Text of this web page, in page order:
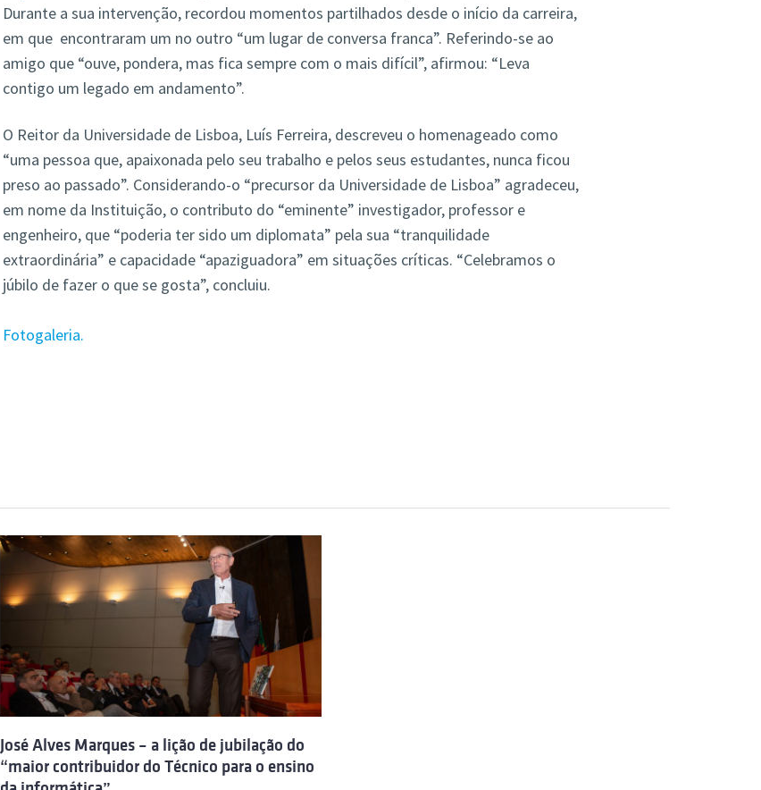
Durante a sua intervenção, recordou momentos partilhados desde o início da carreira,
em que encontraram um no outro “um lugar de conversa franca”. Referindo-se ao
amigo que “ouve, pondera, mas fica sempre com o mais difícil”, afirmou: “Leva
contigo um legado em andamento”.
O Reitor da Universidade de Lisboa, Luís Ferreira, descreveu o homenageado como
“uma pessoa que, apaixonada pelo seu trabalho e pelos seus estudantes, nunca ficou
preso ao passado”. Considerando-o “precursor da Universidade de Lisboa” agradeceu,
em nome da Instituição, o contributo do “eminente” investigador, professor e
engenheiro, que “poderia ter sido um diplomata” pela sua “tranquilidade
extraordinária” e capacidade “apaziguadora” em situações críticas. “Celebramos o
júbilo de fazer o que se gosta”, concluiu.
Fotogaleria.
José Alves Marques – a lição de jubilação do
“maior contribuidor do Técnico para o ensino